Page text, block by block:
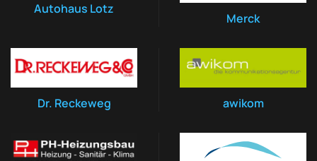
Autohaus Lotz
Merck
Dr. Reckeweg awikom